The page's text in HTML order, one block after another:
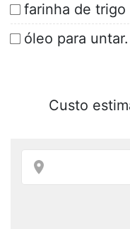
farinha de trigo
óleo para untar.
Custo